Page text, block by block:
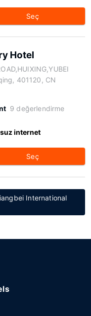
Seç
Hotel
401120, CN
9 değerlendirme
internet
Seç
International